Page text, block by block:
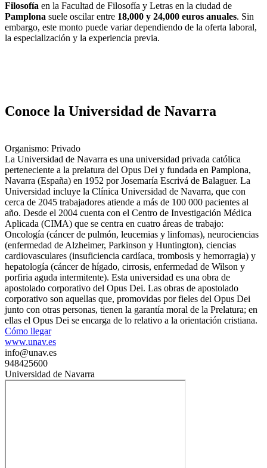
Filosofía en la Facultad de Filosofía y Letras en la ciudad de
Pamplona suele oscilar entre 18,000 y 24,000 euros anuales. Sin
embargo, este monto puede variar dependiendo de la oferta laboral,
la especialización y la experiencia previa.
Conoce la Universidad de Navarra
Organismo: Privado
La Universidad de Navarra es una universidad privada católica
perteneciente a la prelatura del Opus Dei y fundada en Pamplona,
Navarra (España) en 1952 por Josemaría Escrivá de Balaguer. La
Universidad incluye la Clínica Universidad de Navarra, que con
cerca de 2045 trabajadores atiende a más de 100 000 pacientes al
año. Desde el 2004 cuenta con el Centro de Investigación Médica
Aplicada (CIMA) que se centra en cuatro áreas de trabajo:
Oncología (cáncer de pulmón, leucemias y linfomas), neurociencias
(enfermedad de Alzheimer, Parkinson y Huntington), ciencias
cardiovasculares (insuficiencia cardíaca, trombosis y hemorragia) y
hepatología (cáncer de hígado, cirrosis, enfermedad de Wilson y
porfiria aguda intermitente). Esta universidad es una obra de
apostolado corporativo del Opus Dei. Las obras de apostolado
corporativo son aquellas que, promovidas por fieles del Opus Dei
junto con otras personas, tienen la garantía moral de la Prelatura; en
ellas el Opus Dei se encarga de lo relativo a la orientación cristiana.
Cómo llegar
www.unav.es
info@unav.es
948425600
Universidad de Navarra